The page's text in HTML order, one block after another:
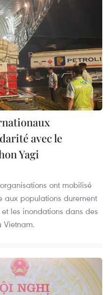
avec le
Yagi
ont mobilisé
aux populations durement
les inondations dans des
Vietnam.